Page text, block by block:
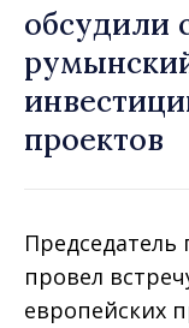
обсудили
проектов
Председатель
провел
европейских